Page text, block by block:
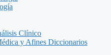
Clínico
y Afines Diccionarios